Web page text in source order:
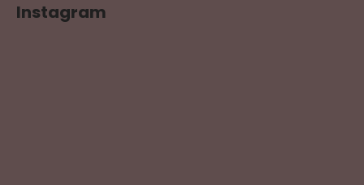
Instagram